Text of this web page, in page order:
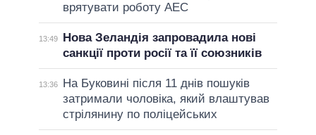
врятувати роботу АЕС
13:49
Нова Зеландія запровадила нові
санкції проти росії та її союзників
13:36
На Буковині після 11 днів пошуків
затримали чоловіка, який влаштував
стрілянину по поліцейських